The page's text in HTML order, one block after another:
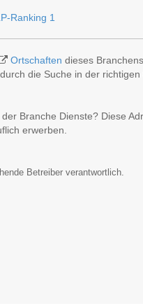
Ortschaften dieses
die Suche in der
Branche Dienste? Diese
erwerben.
Betreiber verantwortlich.